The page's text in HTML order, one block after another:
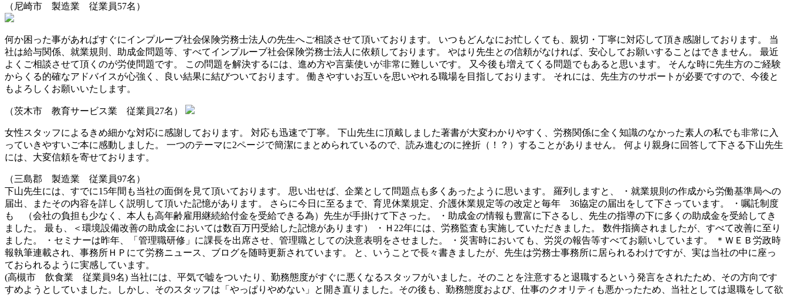
（尼崎市 製造業 従業員57名）
何か困った事があればすぐにインプルーブ社会保険労務士法人の先生へご相談させて頂いております。 いつもどんなにお忙しくても、親切・丁寧に対応して頂き感謝しております。 当
社は給与関係、就業規則、助成金問題等、すべてインプルーブ社会保険労務士法人に依頼しております。 やはり先生との信頼がなければ、安心してお願いすることはできません。 最近
よくご相談させて頂くのが労使問題です。 この問題を解決するには、進め方や言葉使いが非常に難しいです。 又今後も増えてくる問題でもあると思います。 そんな時に先生方のご経験
からくる的確なアドバイスが心強く、良い結果に結びついております。 働きやすいお互いを思いやれる職場を目指しております。 それには、先生方のサポートが必要ですので、今後と
もよろしくお願いいたします。
（茨木市 教育サービス業 従業員27名）
女性スタッフによるきめ細かな対応に感謝しております。 対応も迅速で丁寧。 下山先生に頂戴しました著書が大変わかりやすく、労務関係に全く知識のなかった素人の私でも非常に入
っていきやすいご本に感動しました。 一つのテーマに2ページで簡潔にまとめられているので、読み進むのに挫折（！？）することがありません。 何より親身に回答して下さる下山先生
には、大変信頼を寄せております。
（三島郡 製造業 従業員97名）
下山先生には、すでに15年間も当社の面倒を見て頂いております。 思い出せば、企業として問題点も多くあったように思います。 羅列しますと、 ・就業規則の作成から労働基準局への
届出、またその内容を詳しく説明して頂いた記憶があります。 さらに今日に至るまで、育児休業規定、介護休業規定等の改定と毎年 36協定の届出をして下さっています。 ・嘱託制度
も （会社の負担も少なく、本人も高年齢雇用継続給付金を受給できる為）先生が手掛けて下さった。 ・助成金の情報も豊富に下さるし、先生の指導の下に多くの助成金を受給してき
ました。 最も、＜環境設備改善の助成金においては数百万円受給した記憶があります） ・Ｈ22年には、労務監査も実施していただきました。 数件指摘されましたが、すべて改善に至り
ました。 ・セミナーは昨年、「管理職研修」に課長を出席させ、管理職としての決意表明をさせました。 ・災害時においても、労災の報告等すべてお願いしています。 ＊ＷＥＢ労政時
報執筆連載され、事務所ＨＰにて労務ニュース、ブログを随時更新されています。 と、いうことで長々書きましたが、先生は労務士事務所に居られるわけですが、実は当社の中に座っ
ておられるように実感しています。
(高槻市 飲食業 従業員9名) 当社には、平気で嘘をついたり、勤務態度がすぐに悪くなるスタッフがいました。そのことを注意すると退職するという発言をされたため、その方向です
すめようとしていました。しかし、そのスタッフは「やっぱりやめない」と開き直りました。その後も、勤務態度および、仕事のクオリティも悪かったため、当社としては退職をして欲